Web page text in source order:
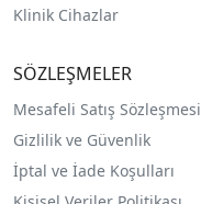
Klinik Cihazlar
SÖZLEŞMELER
Mesafeli Satış Sözleşmesi
Gizlilik ve Güvenlik
İptal ve İade Koşulları